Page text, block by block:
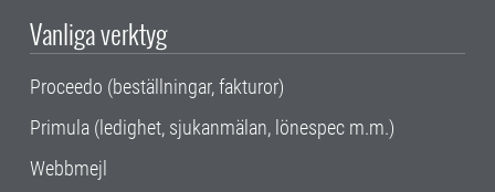
Vanliga verktyg
Proceedo (beställningar, fakturor)
Primula (ledighet, sjukanmälan, lönespec m.m.)
Webbmejl